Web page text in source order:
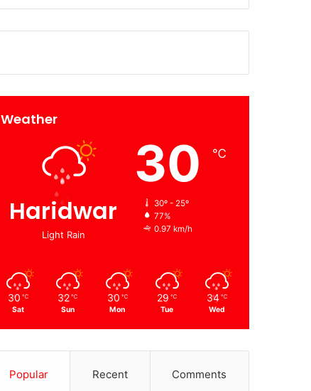
Weather
Haridwar
Light Rain
30 ℃
30º - 25º
77%
0.97 km/h
30 ℃
Sat
32 ℃
Sun
30 ℃
Mon
29 ℃
Tue
34 ℃
Wed
Popular Recent Comments